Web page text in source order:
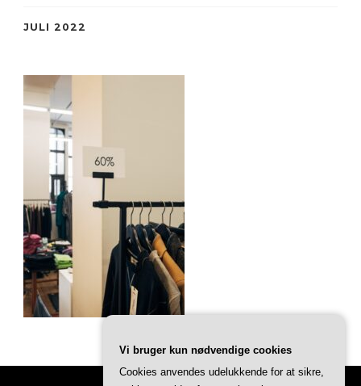
JULI 2022
Vi bruger kun nødvendige cookies
Cookies anvendes udelukkende for at sikre,